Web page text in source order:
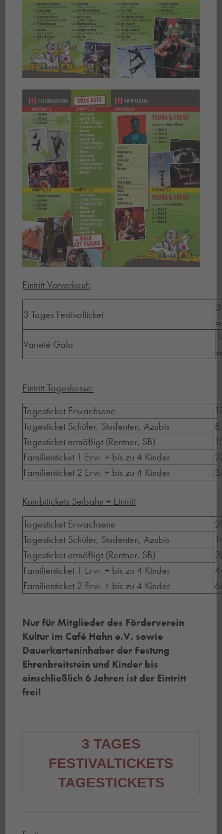
Eintritt Vorverkauf:
3 Tages Festivalticket
Varieté Gala
Eintritt Tageskasse:
Tagesticket Erwachsene
Tagesticket Schüler, Studenten, Azubis
Tagesticket ermäßigt (Rentner, SB)
Familienticket 1 Erw. + bis zu 4 Kinder
Familienticket 2 Erw. + bis zu 4 Kinder
Kombitickets Seibahn + Eintritt
Tagesticket Erwachsene
Tagesticket Schüler, Studenten, Azubis
Tagesticket ermäßigt (Rentner, SB)
Familienticket 1 Erw. + bis zu 4 Kinder
Familienticket 2 Erw. + bis zu 4 Kinder
Nur für Mitglieder des Förderverein
Kultur im Café Hahn e.V. sowie
Dauerkarteninhaber der Festung
Ehrenbreitstein und Kinder bis
einschließlich 6 Jahren ist der Eintritt
frei!
3 TAGES
FESTIVALTICKETS
TAGESTICKETS